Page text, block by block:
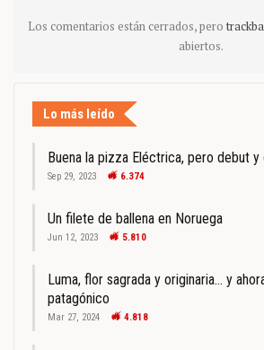
Los comentarios están cerrados, pero
abiertos.
Lo más leído
Buena la pizza Eléctrica, pero debut y
Sep 29, 2023 6.374
Un filete de ballena en Noruega
Jun 12, 2023 5.810
Luma, flor sagrada y originaria… y
patagónico
Mar 27, 2024 4.818